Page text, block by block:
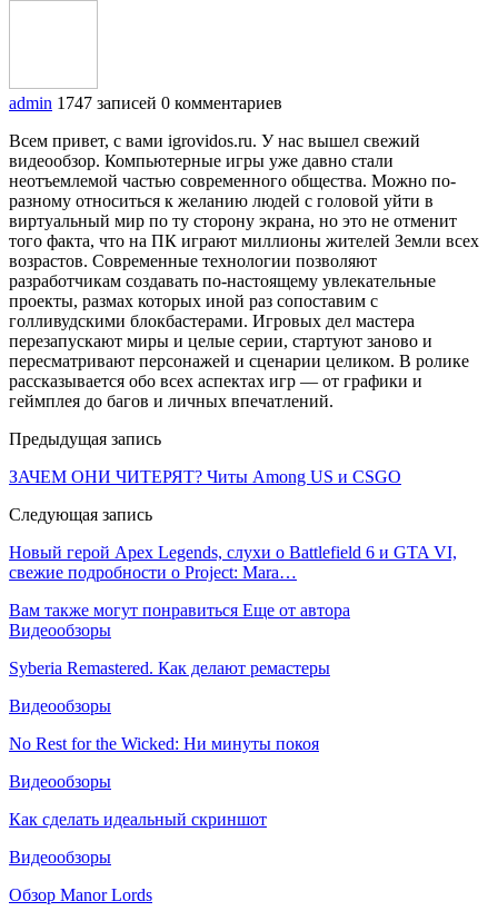
admin 1747 записей 0 комментариев
Всем привет, с вами igrovidos.ru. У нас вышел свежий
видеообзор. Компьютерные игры уже давно стали
неотъемлемой частью современного общества. Можно по-
разному относиться к желанию людей с головой уйти в
виртуальный мир по ту сторону экрана, но это не отменит
того факта, что на ПК играют миллионы жителей Земли всех
возрастов. Современные технологии позволяют
разработчикам создавать по-настоящему увлекательные
проекты, размах которых иной раз сопоставим с
голливудскими блокбастерами. Игровых дел мастера
перезапускают миры и целые серии, стартуют заново и
пересматривают персонажей и сценарии целиком. В ролике
рассказывается обо всех аспектах игр — от графики и
геймплея до багов и личных впечатлений.
Предыдущая запись
ЗАЧЕМ ОНИ ЧИТЕРЯТ? Читы Among US и CSGO
Следующая запись
Новый герой Apex Legends, слухи о Battlefield 6 и GTA VI,
свежие подробности о Project: Mara…
Вам также могут понравиться Еще от автора
Видеообзоры
Syberia Remastered. Как делают ремастеры
Видеообзоры
No Rest for the Wicked: Ни минуты покоя
Видеообзоры
Как сделать идеальный скриншот
Видеообзоры
Обзор Manor Lords